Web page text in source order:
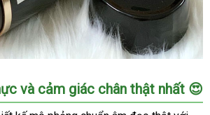
và cảm giác chân thật nhất 😍